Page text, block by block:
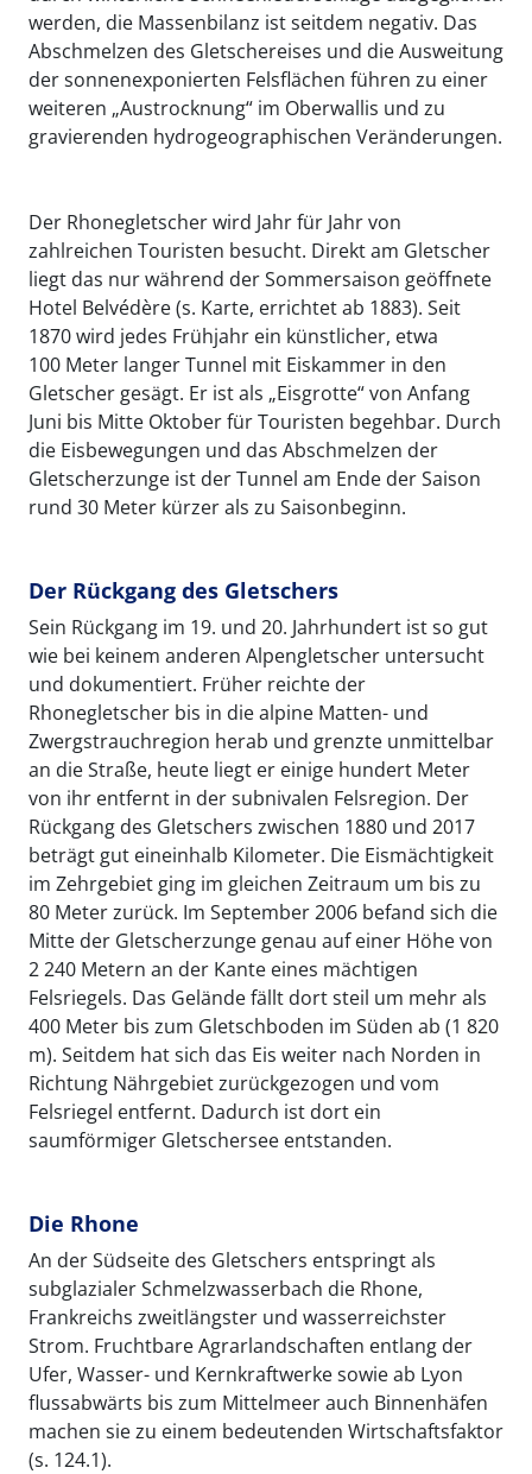
werden, die Massenbilanz ist seitdem negativ. Das
Abschmelzen des Gletschereises und die Ausweitung
der sonnenexponierten Felsflächen führen zu einer
weiteren „Austrocknung“ im Oberwallis und zu
gravierenden hydrogeographischen Veränderungen.
Der Rhonegletscher wird Jahr für Jahr von
zahlreichen Touristen besucht. Direkt am Gletscher
liegt das nur während der Sommersaison geöffnete
Hotel Belvédère (s. Karte, errichtet ab 1883). Seit
1870 wird jedes Frühjahr ein künstlicher, etwa
100 Meter langer Tunnel mit Eiskammer in den
Gletscher gesägt. Er ist als „Eisgrotte“ von Anfang
Juni bis Mitte Oktober für Touristen begehbar. Durch
die Eisbewegungen und das Abschmelzen der
Gletscherzunge ist der Tunnel am Ende der Saison
rund 30 Meter kürzer als zu Saisonbeginn.
Der Rückgang des Gletschers
Sein Rückgang im 19. und 20. Jahrhundert ist so gut
wie bei keinem anderen Alpengletscher untersucht
und dokumentiert. Früher reichte der
Rhonegletscher bis in die alpine Matten- und
Zwergstrauchregion herab und grenzte unmittelbar
an die Straße, heute liegt er einige hundert Meter
von ihr entfernt in der subnivalen Felsregion. Der
Rückgang des Gletschers zwischen 1880 und 2017
beträgt gut eineinhalb Kilometer. Die Eismächtigkeit
im Zehrgebiet ging im gleichen Zeitraum um bis zu
80 Meter zurück. Im September 2006 befand sich die
Mitte der Gletscherzunge genau auf einer Höhe von
2 240 Metern an der Kante eines mächtigen
Felsriegels. Das Gelände fällt dort steil um mehr als
400 Meter bis zum Gletschboden im Süden ab (1 820
m). Seitdem hat sich das Eis weiter nach Norden in
Richtung Nährgebiet zurückgezogen und vom
Felsriegel entfernt. Dadurch ist dort ein
saumförmiger Gletschersee entstanden.
Die Rhone
An der Südseite des Gletschers entspringt als
subglazialer Schmelzwasserbach die Rhone,
Frankreichs zweitlängster und wasserreichster
Strom. Fruchtbare Agrarlandschaften entlang der
Ufer, Wasser- und Kernkraftwerke sowie ab Lyon
flussabwärts bis zum Mittelmeer auch Binnenhäfen
machen sie zu einem bedeutenden Wirtschaftsfaktor
(s. 124.1).